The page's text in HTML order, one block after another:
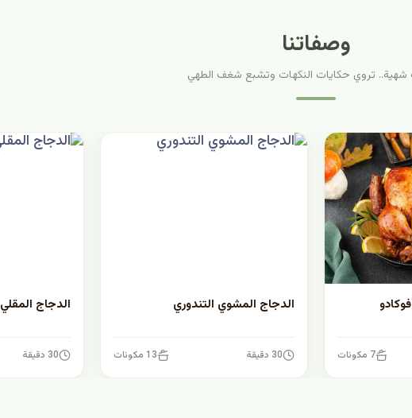
وصفاتنا
تروي حكايات النكهات وتشبع شغف الطهي
7 مكونات
الدجاج المشوي التندوري
30 دقيقة 13 مكونات
الدجاج المقلي
30 دقيقة